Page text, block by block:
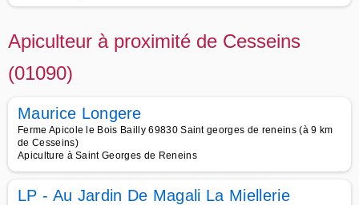
Apiculteur à proximité de Cesseins
(01090)
Maurice Longere
Ferme Apicole le Bois Bailly 69830 Saint georges de reneins (à 9 km
de Cesseins)
Apiculture à Saint Georges de Reneins
LP - Au Jardin De Magali La Miellerie